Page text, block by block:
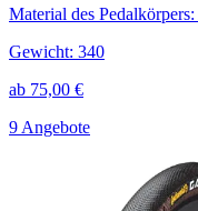
Material des Pedalkörpers:
Gewicht: 340
ab 75,00 €
9 Angebote